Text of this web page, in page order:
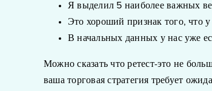
Я выделил 5 наиболее важных
Это хороший признак того, что
В начальных данных у нас уже
Можно сказать что ретест-это не
ваша торговая стратегия требует